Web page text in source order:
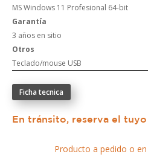
MS Windows 11 Profesional 64-bit
Garantía
3 años en sitio
Otros
Teclado/mouse USB
Ficha tecnica
En tránsito, reserva el tuyo
Producto a pedido o